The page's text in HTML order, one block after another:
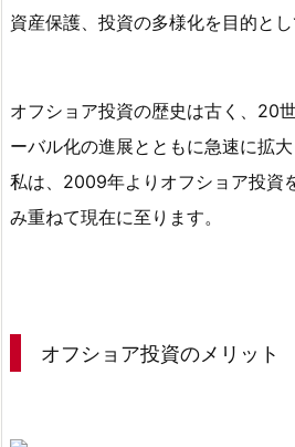
投
リ
ッ
ト
3.
ア
資産保護、投資の多様化を目的とし
オフショア投資の歴史は古く、20
ーバル化の進展とともに急速に拡大
私は、2009年よりオフショア投資
み重ねて現在に至ります。
オフショア投資のメリット